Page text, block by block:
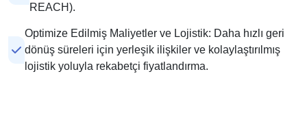
REACH).
Optimize Edilmiş Maliyetler ve Lojistik: Daha hızlı geri
dönüş süreleri için yerleşik ilişkiler ve kolaylaştırılmış
lojistik yoluyla rekabetçi fiyatlandırma.